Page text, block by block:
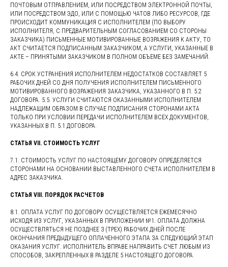
ПОЧТОВЫМ ОТПРАВЛЕНИЕМ, ИЛИ ПОСРЕДСТВОМ ЭЛЕКТРОННОЙ ПОЧТЫ,
ИЛИ ПОСРЕДСТВОМ ЭДО, ИЛИ С ПОМОЩЬЮ ЧАТОВ ЛИБО РЕСУРСОВ, ГДЕ
ПРОИСХОДИТ КОММУНИКАЦИЯ С ИСПОЛНИТЕЛЕМ (ПО ВЫБОРУ
ИСПОЛНИТЕЛЯ, С ПРЕДВАРИТЕЛЬНЫМ СОГЛАСОВАНИЕМ СО СТОРОНЫ
ЗАКАЗЧИКА) ПИСЬМЕННЫЕ МОТИВИРОВАННЫЕ ВОЗРАЖЕНИЯ К АКТУ, ТО
АКТ СЧИТАЕТСЯ ПОДПИСАННЫМ ЗАКАЗЧИКОМ, А УСЛУГИ, УКАЗАННЫЕ В
АКТЕ – ПРИНЯТЫМИ ЗАКАЗЧИКОМ В ПОЛНОМ ОБЪЕМЕ БЕЗ ЗАМЕЧАНИЙ.
6.4. СРОК УСТРАНЕНИЯ ИСПОЛНИТЕЛЕМ НЕДОСТАТКОВ СОСТАВЛЯЕТ 5
РАБОЧИХ ДНЕЙ СО ДНЯ ПОЛУЧЕНИЯ ИСПОЛНИТЕЛЕМ ПИСЬМЕННОГО
МОТИВИРОВАННОГО ВОЗРАЖЕНИЯ ЗАКАЗЧИКА, УКАЗАННОГО В П. 5.2
ДОГОВОРА. 5.5. УСЛУГИ СЧИТАЮТСЯ ОКАЗАННЫМИ ИСПОЛНИТЕЛЕМ
НАДЛЕЖАЩИМ ОБРАЗОМ В СЛУЧАЕ ПОДПИСАНИЯ СТОРОНАМИ АКТА
ТОЛЬКО ПРИ УСЛОВИИ ПЕРЕДАЧИ ИСПОЛНИТЕЛЕМ ВСЕХ ДОКУМЕНТОВ,
УКАЗАННЫХ В П. 5.1 ДОГОВОРА.
СТАТЬЯ VII. СТОИМОСТЬ УСЛУГ
7.1. СТОИМОСТЬ УСЛУГ ПО НАСТОЯЩЕМУ ДОГОВОРУ ОПРЕДЕЛЯЕТСЯ
СТОРОНАМИ НА ОСНОВАНИИ ВЫСТАВЛЕННОГО СЧЕТА ИСПОЛНИТЕЛЕМ В
АДРЕС ЗАКАЗЧИКА.
СТАТЬЯ VIII. ПОРЯДОК РАСЧЕТОВ
8.1. ОПЛАТА УСЛУГ ПО ДОГОВОРУ ОСУЩЕСТВЛЯЕТСЯ ЕЖЕМЕСЯЧНО
ИСХОДЯ ИЗ УСЛУГ, УКАЗАННЫХ В ПРИЛОЖЕНИИ №1. ОПЛАТА ДОЛЖНА
ОСУЩЕСТВЛЯТЬСЯ НЕ ПОЗДНЕЕ 3 (ТРЕХ) РАБОЧИХ ДНЕЙ ПОСЛЕ
ОКОНЧАНИЯ ПРЕДЫДУЩЕГО ОПЛАЧЕННОГО ЭТАПА ЗА СЛЕДУЮЩИЙ ЭТАП
ОКАЗАНИЯ УСЛУГ. ИСПОЛНИТЕЛЬ ВПРАВЕ НАПРАВИТЬ СЧЕТ ЛЮБЫМ ИЗ
СПОСОБОВ, ЗАКРЕПЛЕННЫХ В РАЗДЕЛЕ 5 НАСТОЯЩЕГО ДОГОВОРА.